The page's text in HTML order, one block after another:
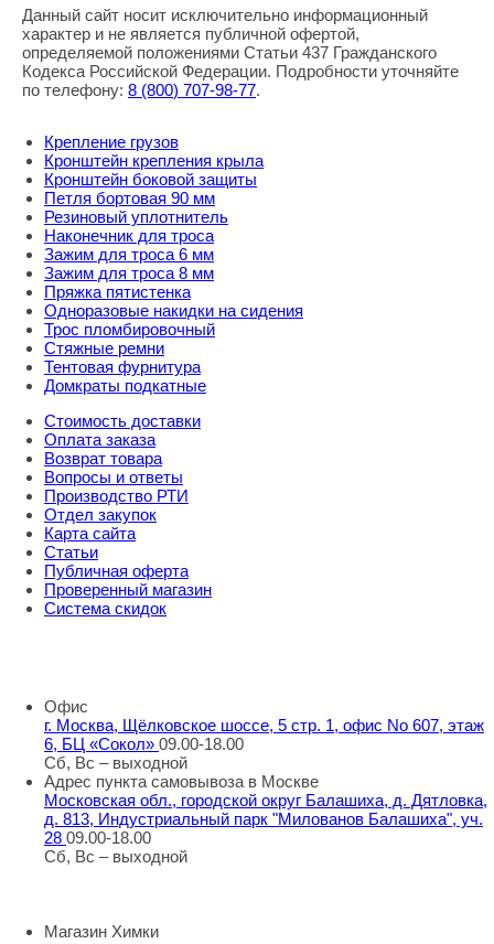
Данный сайт носит исключительно информационный
характер и не является публичной офертой,
определяемой положениями Статьи 437 Гражданского
Кодекса Российской Федерации. Подробности уточняйте
по телефону: 8 (800) 707-98-77.
Крепление грузов
Кронштейн крепления крыла
Кронштейн боковой защиты
Петля бортовая 90 мм
Резиновый уплотнитель
Наконечник для троса
Зажим для троса 6 мм
Зажим для троса 8 мм
Пряжка пятистенка
Одноразовые накидки на сидения
Трос пломбировочный
Стяжные ремни
Тентовая фурнитура
Домкраты подкатные
Стоимость доставки
Оплата заказа
Возврат товара
Вопросы и ответы
Производство РТИ
Отдел закупок
Карта сайта
Статьи
Публичная оферта
Проверенный магазин
Система скидок
Офис
г. Москва, Щёлковское шоссе, 5 стр. 1, офис No 607, этаж
6, БЦ «Сокол» 09.00-18.00
Сб, Вс – выходной
Адрес пункта самовывоза в Москве
Московская обл., городской округ Балашиха, д. Дятловка,
д. 813, Индустриальный парк "Милованов Балашиха", уч.
28 09.00-18.00
Сб, Вс – выходной
Магазин Химки